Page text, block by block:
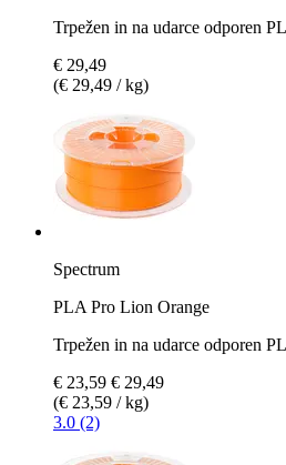
Trpežen in na udarce odporen
€ 29,49
(€ 29,49 / kg)
Spectrum
PLA Pro Lion Orange
Trpežen in na udarce odporen
€ 23,59 € 29,49
(€ 23,59 / kg)
3.0 (2)